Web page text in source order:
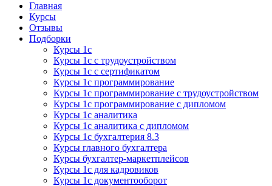
Курсы 1С
Курсы 1С официальная сертификация
Главная
Курсы
Отзывы
Подборки
Курсы 1с
Курсы 1с с трудоустройством
Курсы 1с с сертификатом
Курсы 1с программирование
Курсы 1с программирование с трудоустройством
Курсы 1с программирование с дипломом
Курсы 1с аналитика
Курсы 1с аналитика с дипломом
Курсы 1с бухгалтерия 8.3
Курсы главного бухгалтера
Курсы бухгалтер-маркетплейсов
Курсы 1с для кадровиков
Курсы 1с документооборот